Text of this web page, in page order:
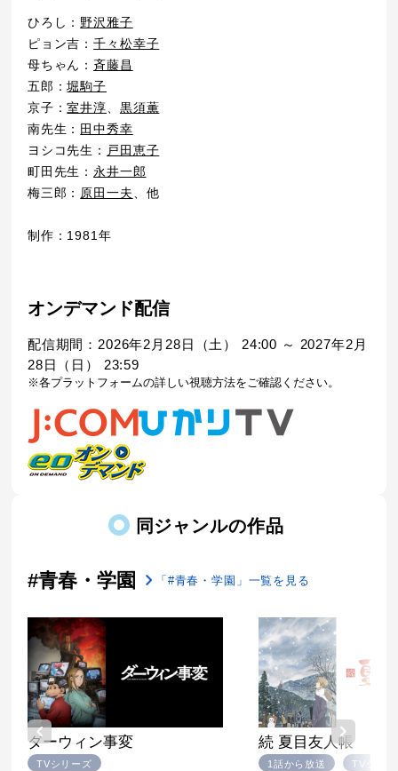
ひろし： 野沢雅子
ピョン吉：千々松幸子
母ちゃん：斉藤昌
五郎：堀駒子
京子：室井淳
黒須薫
南先生： 田中秀幸
ヨシコ先生：
戸田恵子
町田先生： 永井一郎
梅三郎： 原田一夫 、他
制作：1981年
オンデマンド配信
配信期間：2026年2月28日（土） 24:00 ～ 2027年2月
28日（日） 23:59
※各プラットフォームの詳しい視聴方法をご確認ください。
同ジャンルの作品
#青春・学園 「#青春・学園」一覧を見る
ダーウィン事変
TVシリーズ
続 夏目友人帳
1話から放送 TVシリ